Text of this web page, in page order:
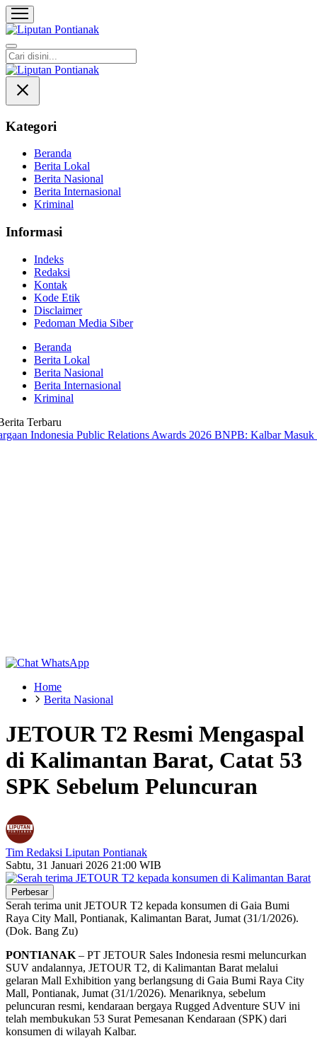
Liputan Pontianak
Berita Terkini dan TerUpdate
Kategori
Beranda
Berita Lokal
Berita Nasional
Berita Internasional
Kriminal
Informasi
Indeks
Redaksi
Kontak
Kode Etik
Disclaimer
Pedoman Media Siber
Beranda
Berita Lokal
Berita Nasional
Berita Internasional
Kriminal
Terbaru
Public Relations Awards 2026 BNPB: Kalbar Masuk Prioritas
Home
Berita Nasional
JETOUR T2 Resmi Mengaspal
di Kalimantan Barat, Catat 53
SPK Sebelum Peluncuran
Tim Redaksi Liputan Pontianak
Sabtu, 31 Januari 2026 21:00 WIB
Perbesar
Serah terima unit JETOUR T2 kepada konsumen di Gaia Bumi
Raya City Mall, Pontianak, Kalimantan Barat, Jumat (31/1/2026).
(Dok. Bang Zu)
PONTIANAK – PT JETOUR Sales Indonesia resmi meluncurkan
SUV andalannya, JETOUR T2, di Kalimantan Barat melalui
gelaran Mall Exhibition yang berlangsung di Gaia Bumi Raya City
Mall, Pontianak, Jumat (31/1/2026). Menariknya, sebelum
peluncuran resmi, kendaraan bergaya Rugged Adventure SUV ini
telah membukukan 53 Surat Pemesanan Kendaraan (SPK) dari
konsumen di wilayah Kalbar.